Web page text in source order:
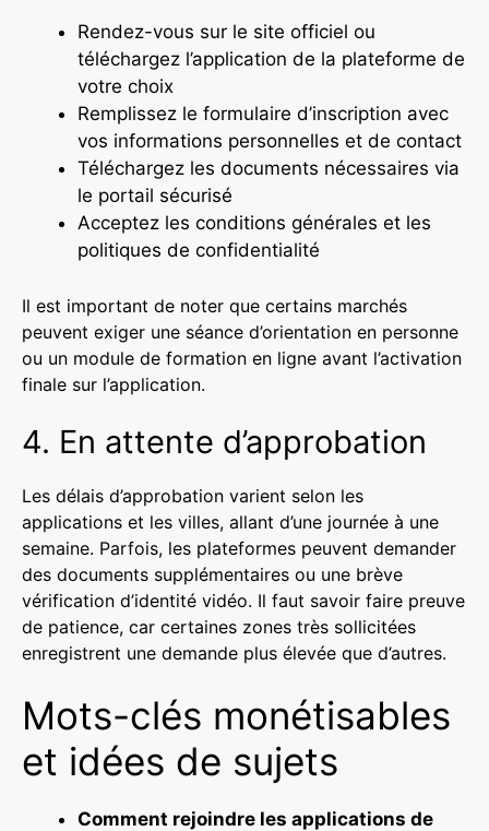
Rendez-vous sur le site officiel ou
téléchargez l’application de la plateforme de
votre choix
Remplissez le formulaire d’inscription avec
vos informations personnelles et de contact
Téléchargez les documents nécessaires via
le portail sécurisé
Acceptez les conditions générales et les
politiques de confidentialité
Il est important de noter que certains marchés
peuvent exiger une séance d’orientation en personne
ou un module de formation en ligne avant l’activation
finale sur l’application.
4. En attente d’approbation
Les délais d’approbation varient selon les
applications et les villes, allant d’une journée à une
semaine. Parfois, les plateformes peuvent demander
des documents supplémentaires ou une brève
vérification d’identité vidéo. Il faut savoir faire preuve
de patience, car certaines zones très sollicitées
enregistrent une demande plus élevée que d’autres.
Mots-clés monétisables
et idées de sujets
Comment rejoindre les applications de